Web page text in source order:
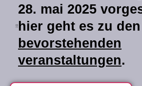
hinweis
28. mai 2025
hier geht es zu den
bevorstehenden
veranstaltungen.